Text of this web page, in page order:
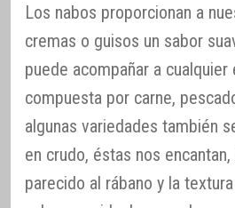
Los nabos proporcionan a
cremas o guisos un sabor
puede acompañar a cualquier
compuesta por carne,
algunas variedades también
en crudo, éstas nos
parecido al rábano y la